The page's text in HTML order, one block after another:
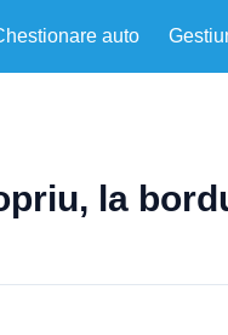
auto
la